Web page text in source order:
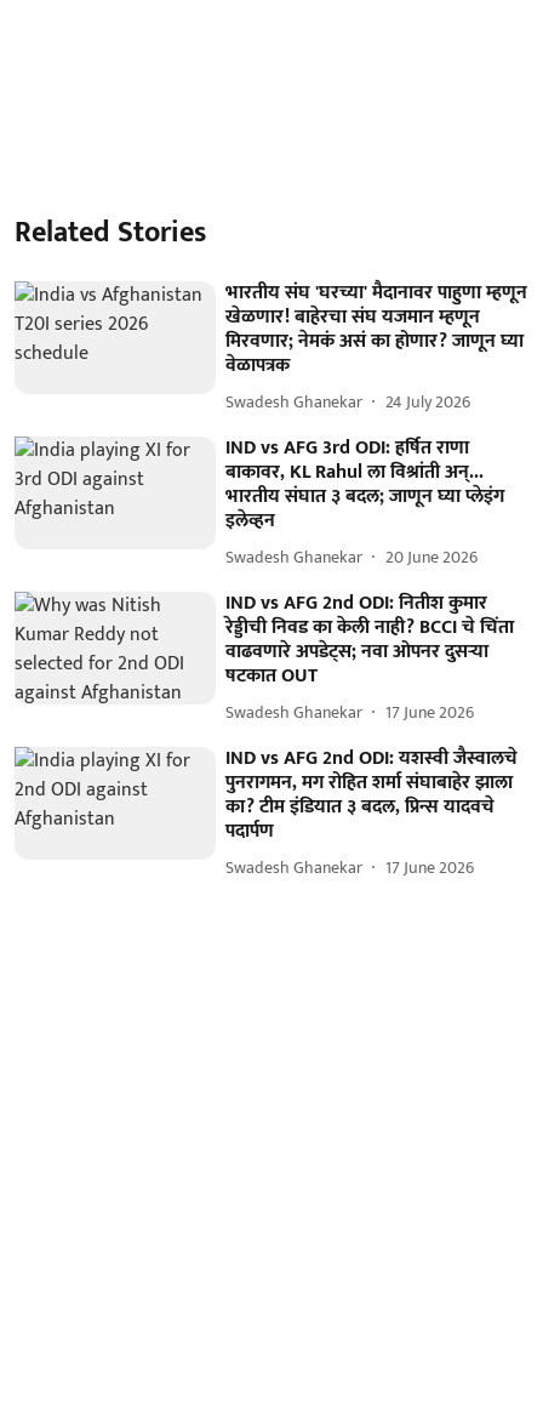
Related Stories
भारतीय संघ 'घरच्या' मैदानावर पाहुणा म्हणून
खेळणार! बाहेरचा संघ यजमान म्हणून
मिरवणार; नेमकं असं का होणार? जाणून घ्या
वेळापत्रक
Swadesh Ghanekar 24 July 2026
IND vs AFG 3rd ODI: हर्षित राणा
बाकावर, KL Rahul ला विश्रांती अन्...
भारतीय संघात ३ बदल; जाणून घ्या प्लेइंग
इलेव्हन
Swadesh Ghanekar 20 June 2026
IND vs AFG 2nd ODI: नितीश कुमार
रेड्डीची निवड का केली नाही? BCCI चे चिंता
वाढवणारे अपडेट्स; नवा ओपनर दुसऱ्या
षटकात OUT
Swadesh Ghanekar 17 June 2026
IND vs AFG 2nd ODI: यशस्वी जैस्वालचे
पुनरागमन, मग रोहित शर्मा संघाबाहेर झाला
का? टीम इंडियात ३ बदल, प्रिन्स यादवचे
पदार्पण
Swadesh Ghanekar 17 June 2026